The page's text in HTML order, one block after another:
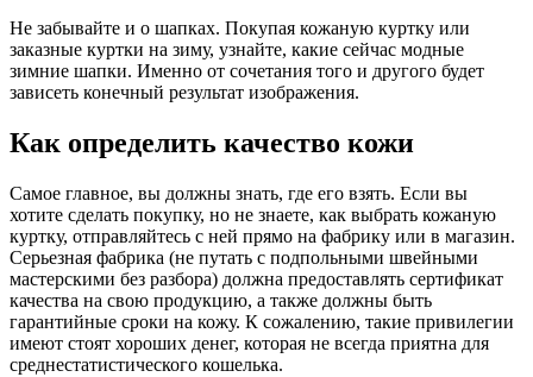
Не забывайте и о шапках. Покупая кожаную куртку или
заказные куртки на зиму, узнайте, какие сейчас модные
зимние шапки. Именно от сочетания того и другого будет
зависеть конечный результат изображения.
Как определить качество кожи
Самое главное, вы должны знать, где его взять. Если вы
хотите сделать покупку, но не знаете, как выбрать кожаную
куртку, отправляйтесь с ней прямо на фабрику или в магазин.
Серьезная фабрика (не путать с подпольными швейными
мастерскими без разбора) должна предоставлять сертификат
качества на свою продукцию, а также должны быть
гарантийные сроки на кожу. К сожалению, такие привилегии
имеют стоят хороших денег, которая не всегда приятна для
среднестатистического кошелька.